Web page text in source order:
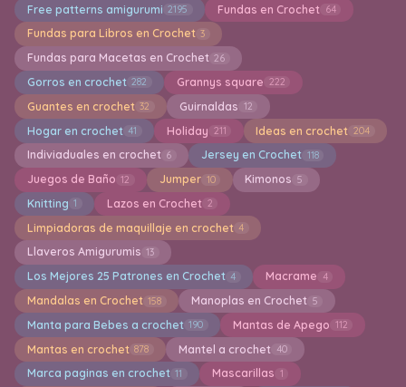
Free patterns amigurumi 2195 Fundas en Crochet 64
Fundas para Libros en Crochet 3
Fundas para Macetas en Crochet 26
Gorros en crochet 282 Grannys square 222
Guantes en crochet 32 Guirnaldas 12
Hogar en crochet 41 Holiday 211 Ideas en crochet 204
Indiviaduales en crochet 6 Jersey en Crochet 118
Juegos de Baño 12 Jumper 10 Kimonos 5
Knitting 1 Lazos en Crochet 2
Limpiadoras de maquillaje en crochet 4
Llaveros Amigurumis 13
Los Mejores 25 Patrones en Crochet 4 Macrame 4
Mandalas en Crochet 158 Manoplas en Crochet 5
Manta para Bebes a crochet 190 Mantas de Apego 112
Mantas en crochet 878 Mantel a crochet 40
Marca paginas en crochet 11 Mascarillas 1